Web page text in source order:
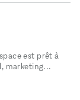
est prêt à
marketing...